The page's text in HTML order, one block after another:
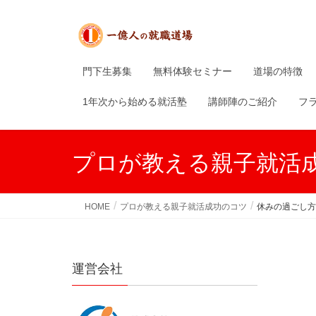
門下生募集 無料体験セミナー 道場の特徴
1年次から始める就活塾 講師陣のご紹介 フ
プロが教える親子就活
HOME プロが教える親子就活成功のコツ 休みの過ごし方
運営会社